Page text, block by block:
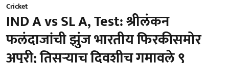
Cricket
IND A vs SL A, Test: श्रीलंकन
फलंदाजांची झुंज भारतीय फिरकीसमोर
अपुरी; तिसऱ्याच दिवशीच गमावले ९